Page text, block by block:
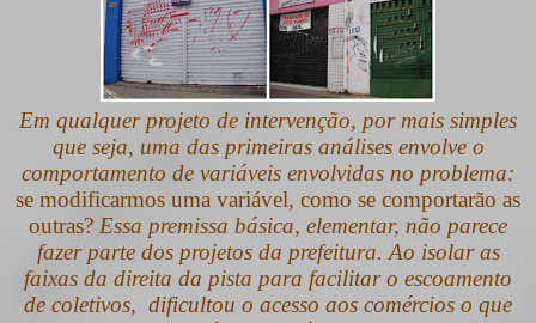
Em qualquer projeto de intervenção, por mais simples
que seja, uma das primeiras análises envolve o
comportamento de variáveis envolvidas no problema:
se modificarmos uma variável, como se comportarão as
outras? Essa premissa básica, elementar, não parece
fazer parte dos projetos da prefeitura. Ao isolar as
faixas da direita da pista para facilitar o escoamento
de coletivos, dificultou o acesso aos comércios o que